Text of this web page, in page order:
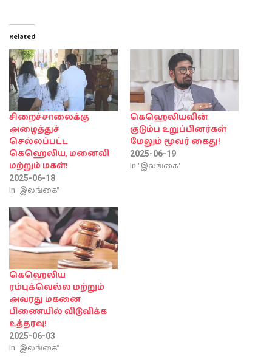
Related
சிறைச்சாலைக்கு
அழைத்துச்
செல்லப்பட்ட
கெஹெலிய, மனைவி
மற்றும் மகள்!
2025-06-18
In "இலங்கை"
கெஹெலியவின்
குடும்ப உறுப்பினர்கள்
மேலும் மூவர் கைது!
2025-06-19
In "இலங்கை"
கெஹெலிய
ரம்புக்வெல்ல மற்றும்
அவரது மகனை
பிணையில் விடுவிக்க
உத்தரவு!
2025-06-03
In "இலங்கை"